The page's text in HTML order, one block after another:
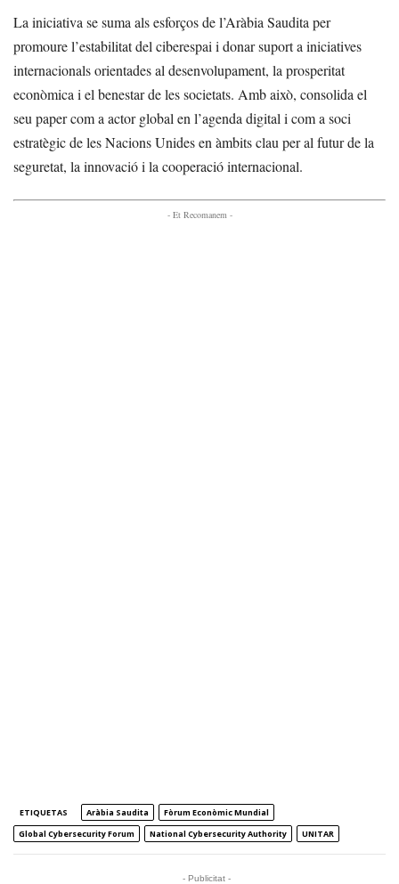
La iniciativa se suma als esforços de l’Aràbia Saudita per
promoure l’estabilitat del ciberespai i donar suport a iniciatives
internacionals orientades al desenvolupament, la prosperitat
econòmica i el benestar de les societats. Amb això, consolida el
seu paper com a actor global en l’agenda digital i com a soci
estratègic de les Nacions Unides en àmbits clau per al futur de la
seguretat, la innovació i la cooperació internacional.
- Et Recomanem -
ETIQUETAS Aràbia Saudita
Fòrum Econòmic Mundial
Global Cybersecurity Forum
National Cybersecurity Authority UNITAR
- Publicitat -